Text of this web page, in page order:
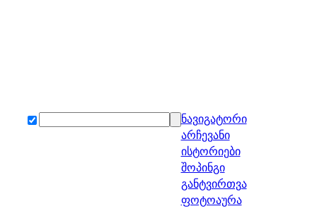
ნავიგატორი
არჩევანი
ისტორიები
შოპინგი
განტვირთვა
ფოტოაურა